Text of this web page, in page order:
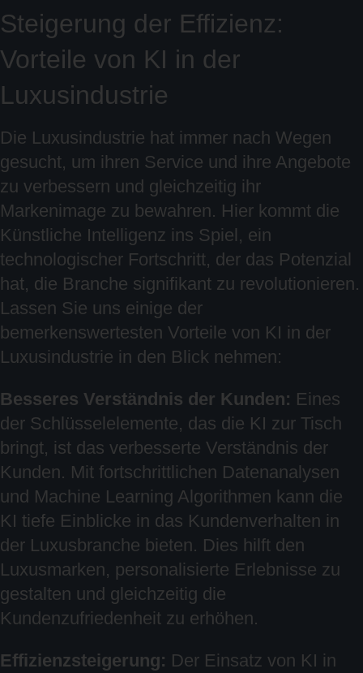
Steigerung der Effizienz:
Vorteile von KI in der
Luxusindustrie
Die Luxusindustrie hat immer nach Wegen
gesucht, um ihren Service und ihre Angebote
zu verbessern und gleichzeitig ihr
Markenimage zu bewahren. Hier kommt die
Künstliche Intelligenz ins Spiel, ein
technologischer Fortschritt, der das Potenzial
hat, die Branche signifikant zu revolutionieren.
Lassen Sie uns einige der
bemerkenswertesten Vorteile von KI in der
Luxusindustrie in den Blick nehmen:
Besseres Verständnis der Kunden: Eines
der Schlüsselelemente, das die KI zur Tisch
bringt, ist das verbesserte Verständnis der
Kunden. Mit fortschrittlichen Datenanalysen
und Machine Learning Algorithmen kann die
KI tiefe Einblicke in das Kundenverhalten in
der Luxusbranche bieten. Dies hilft den
Luxusmarken, personalisierte Erlebnisse zu
gestalten und gleichzeitig die
Kundenzufriedenheit zu erhöhen.
Effizienzsteigerung: Der Einsatz von KI in